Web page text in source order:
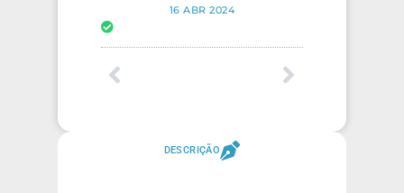
16 ABR 2024
DESCRIÇÃO